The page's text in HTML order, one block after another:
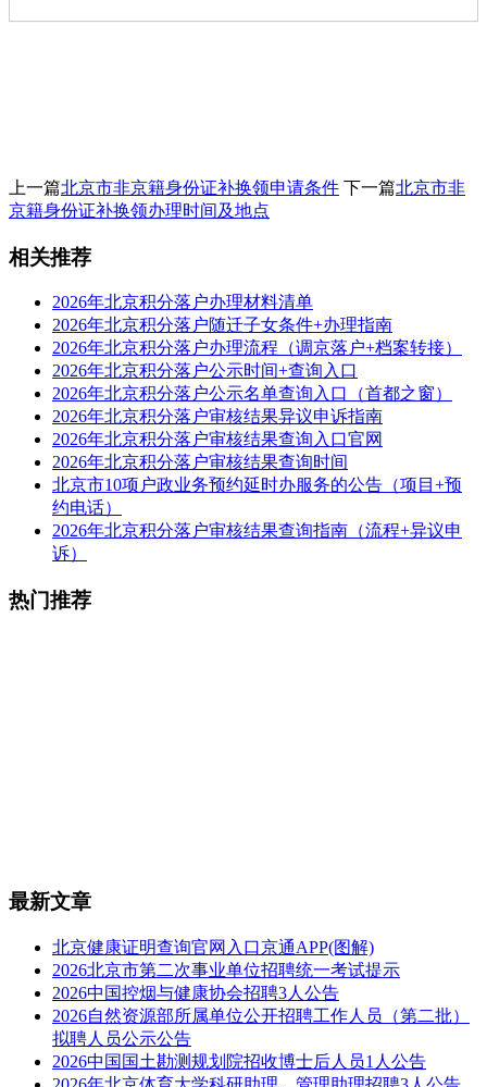
上一篇北京市非京籍身份证补换领申请条件 下一篇北京市非
京籍身份证补换领办理时间及地点
相关推荐
2026年北京积分落户办理材料清单
2026年北京积分落户随迁子女条件+办理指南
2026年北京积分落户办理流程（调京落户+档案转接）
2026年北京积分落户公示时间+查询入口
2026年北京积分落户公示名单查询入口（首都之窗）
2026年北京积分落户审核结果异议申诉指南
2026年北京积分落户审核结果查询入口官网
2026年北京积分落户审核结果查询时间
北京市10项户政业务预约延时办服务的公告（项目+预
约电话）
2026年北京积分落户审核结果查询指南（流程+异议申
诉）
热门推荐
最新文章
北京健康证明查询官网入口京通APP(图解)
2026北京市第二次事业单位招聘统一考试提示
2026中国控烟与健康协会招聘3人公告
2026自然资源部所属单位公开招聘工作人员（第二批）
拟聘人员公示公告
2026中国国土勘测规划院招收博士后人员1人公告